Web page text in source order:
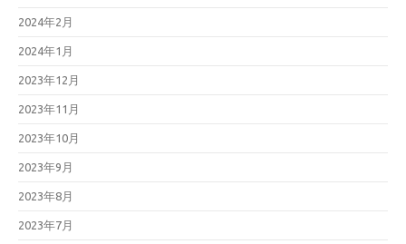
2024年2月
2024年1月
2023年12月
2023年11月
2023年10月
2023年9月
2023年8月
2023年7月